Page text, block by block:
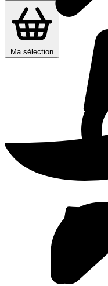
Ma sélection